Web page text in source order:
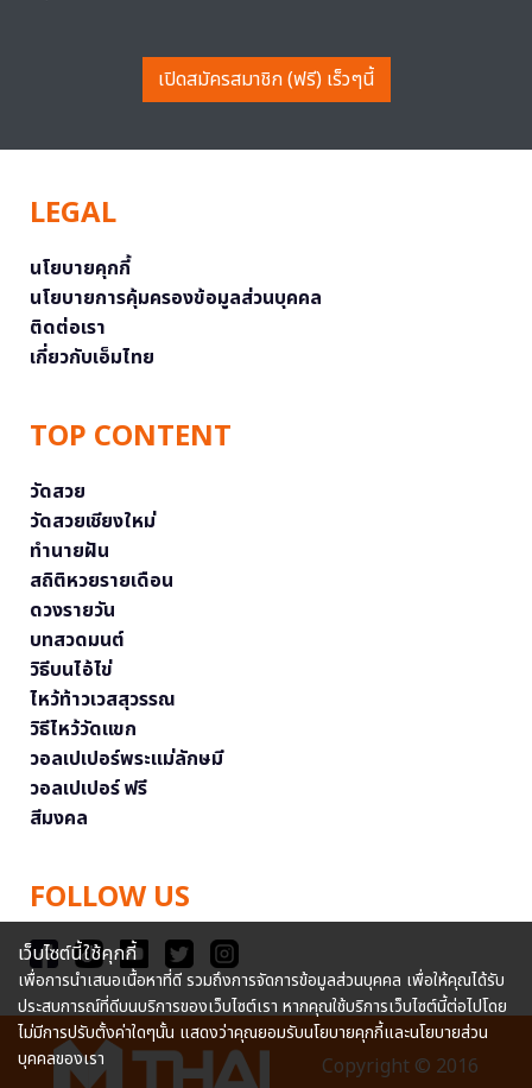
เปิดสมัครสมาชิก (ฟรี) เร็วๆนี้
LEGAL
นโยบายคุกกี้
นโยบายการคุ้มครองข้อมูลส่วนบุคคล
ติดต่อเรา
เกี่ยวกับเอ็มไทย
TOP CONTENT
วัดสวย
วัดสวยเชียงใหม่
ทำนายฝัน
สถิติหวยรายเดือน
ดวงรายวัน
บทสวดมนต์
วิธีบนไอ้ไข่
ไหว้ท้าวเวสสุวรรณ
วิธีไหว้วัดแขก
วอลเปเปอร์พระแม่ลักษมี
วอลเปเปอร์ ฟรี
สีมงคล
FOLLOW US
Copyright © 2016
เว็บไซต์นี้ใช้คุกกี้
เพื่อการนำเสนอเนื้อหาที่ดี รวมถึงการจัดการข้อมูลส่วนบุคคล เพื่อให้คุณได้รับ
ประสบการณ์ที่ดีบนบริการของเว็บไซต์เรา หากคุณใช้บริการเว็บไซต์นี้ต่อไปโดย
ไม่มีการปรับตั้งค่าใดๆนั้น แสดงว่าคุณยอมรับนโยบายคุกกี้และนโยบายส่วน
บุคคลของเรา